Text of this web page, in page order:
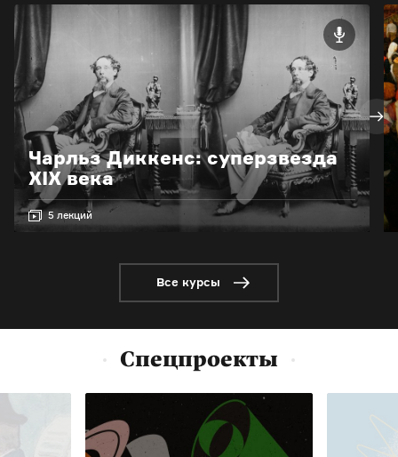
Чарльз Диккенс: суперзвезда
XIX века
5 лекций
Все курсы
Спецпроекты